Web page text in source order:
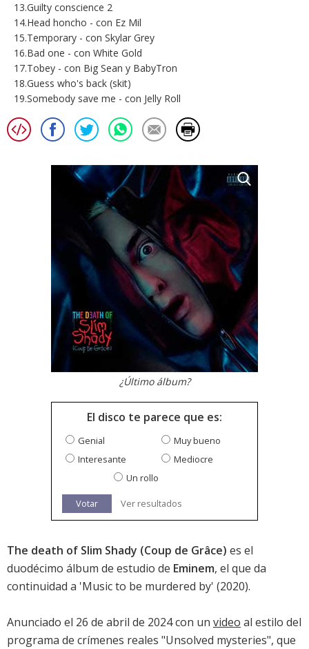
13.Guilty conscience 2
14.Head honcho - con Ez Mil
15.Temporary - con Skylar Grey
16.Bad one - con White Gold
17.Tobey - con Big Sean y BabyTron
18.Guess who's back (skit)
19.Somebody save me - con Jelly Roll
¿Último álbum?
El disco te parece que es:
Genial
Muy bueno
Interesante
Mediocre
Un rollo
Votar Ver resultados
The death of Slim Shady (Coup de Grâce) es el
duodécimo álbum de estudio de Eminem, el que da
continuidad a 'Music to be murdered by' (2020).
Anunciado el 26 de abril de 2024 con un video al estilo del
programa de crímenes reales "Unsolved mysteries", que